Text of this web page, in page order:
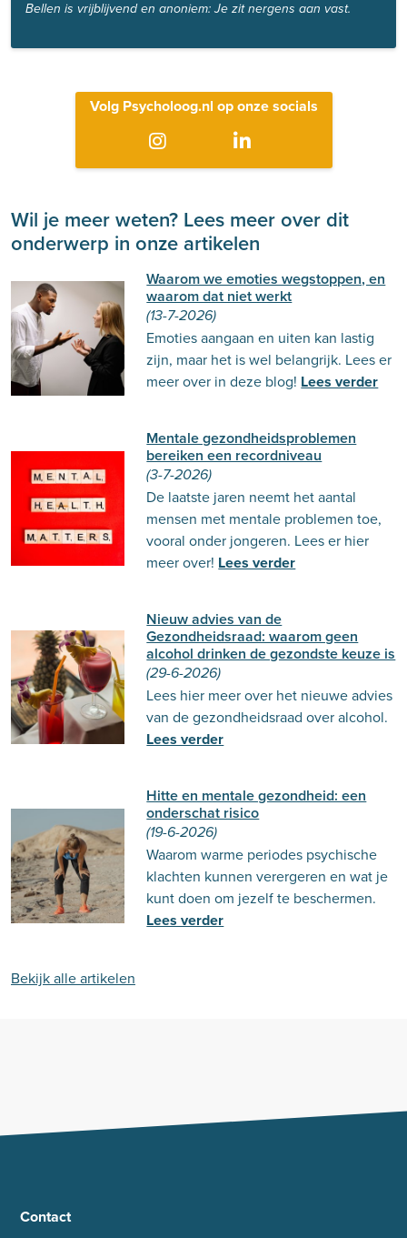
Bellen is vrijblijvend en anoniem: Je zit nergens aan vast.
Volg Psycholoog.nl op onze socials
Wil je meer weten? Lees meer over dit
onderwerp in onze artikelen
Waarom we emoties wegstoppen, en
waarom dat niet werkt
(13-7-2026)
Emoties aangaan en uiten kan lastig
zijn, maar het is wel belangrijk. Lees er
meer over in deze blog! Lees verder
Mentale gezondheidsproblemen
bereiken een recordniveau
(3-7-2026)
De laatste jaren neemt het aantal
mensen met mentale problemen toe,
vooral onder jongeren. Lees er hier
meer over! Lees verder
Nieuw advies van de
Gezondheidsraad: waarom geen
alcohol drinken de gezondste keuze is
(29-6-2026)
Lees hier meer over het nieuwe advies
van de gezondheidsraad over alcohol.
Lees verder
Hitte en mentale gezondheid: een
onderschat risico
(19-6-2026)
Waarom warme periodes psychische
klachten kunnen verergeren en wat je
kunt doen om jezelf te beschermen.
Lees verder
Bekijk alle artikelen
Contact